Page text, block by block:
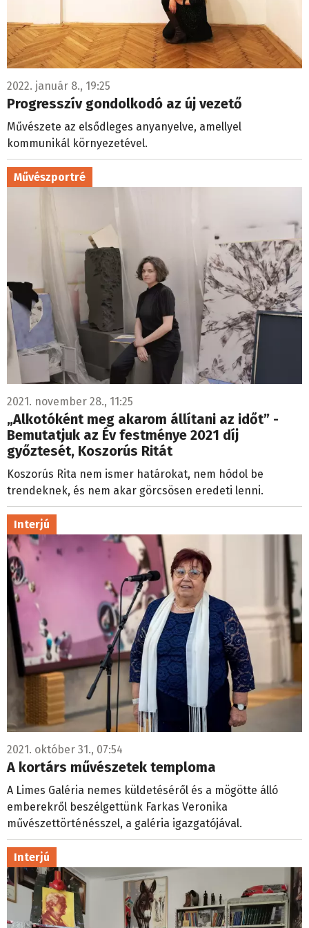
2022. január 8., 19:25
Progresszív gondolkodó az új vezető
Művészete az elsődleges anyanyelve, amellyel
kommunikál környezetével.
Művészportré
2021. november 28., 11:25
„Alkotóként meg akarom állítani az időt” -
Bemutatjuk az Év festménye 2021 díj
győztesét, Koszorús Ritát
Koszorús Rita nem ismer határokat, nem hódol be
trendeknek, és nem akar görcsösen eredeti lenni.
Interjú
2021. október 31., 07:54
A kortárs művészetek temploma
A Limes Galéria nemes küldetéséről és a mögötte álló
emberekről beszélgettünk Farkas Veronika
művészettörténésszel, a galéria igazgatójával.
Interjú